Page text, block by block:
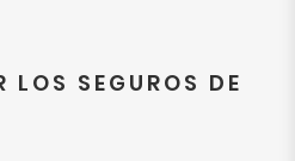
SEGUROS DE